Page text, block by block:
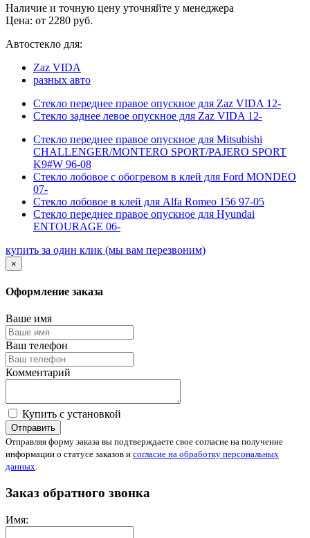
Наличие и точную цену уточняйте у менеджера
Цена: от 2280 руб.
Автостекло для:
Zaz VIDA
разных авто
Стекло переднее правое опускное для Zaz VIDA 12-
Стекло заднее левое опускное для Zaz VIDA 12-
Стекло переднее правое опускное для Mitsubishi
CHALLENGER/MONTERO SPORT/PAJERO SPORT
K9#W 96-08
Стекло лобовое с обогревом в клей для Ford MONDEO
07-
Стекло лобовое в клей для Alfa Romeo 156 97-05
Стекло переднее правое опускное для Hyundai
ENTOURAGE 06-
купить за один клик (мы вам перезвоним)
×
Оформление заказа
Ваше имя
Ваш телефон
Комментарий
Купить с установкой
Отправить
Отправляя форму заказа вы подтверждаете свое согласие на получение
информации о статусе заказов и согласие на обработку персональных
данных.
Заказ обратного звонка
Имя: